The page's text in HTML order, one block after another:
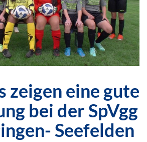
zeigen eine gute
bei der SpVgg
Seefelden